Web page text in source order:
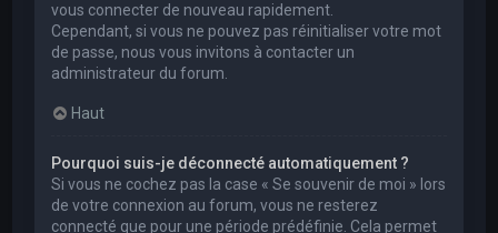
vous connecter de nouveau rapidement.
Cependant, si vous ne pouvez pas réinitialiser votre mot
de passe, nous vous invitons à contacter un
administrateur du forum.
Haut
Pourquoi suis-je déconnecté automatiquement ?
Si vous ne cochez pas la case « Se souvenir de moi » lors
de votre connexion au forum, vous ne resterez
connecté que pour une période prédéfinie. Cela permet